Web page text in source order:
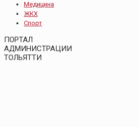
Медицина
ЖКХ
Спорт
ПОРТАЛ
АДМИНИСТРАЦИИ
ТОЛЬЯТТИ